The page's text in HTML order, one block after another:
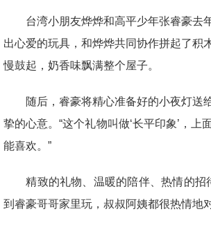
台湾小朋友烨烨和高平少年张睿豪去年
出心爱的玩具，和烨烨共同协作拼起了积
慢鼓起，奶香味飘满整个屋子。
随后，睿豪将精心准备好的小夜灯送给
挚的心意。“这个礼物叫做‘长平印象’，
能喜欢。”
精致的礼物、温暖的陪伴、热情的招
到睿豪哥哥家里玩，叔叔阿姨都很热情地